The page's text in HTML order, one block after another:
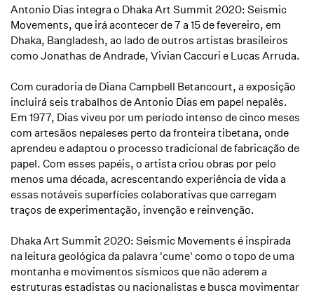
Antonio Dias integra o Dhaka Art Summit 2020: Seismic
Movements, que irá acontecer de 7 a 15 de fevereiro, em
Dhaka, Bangladesh, ao lado de outros artistas brasileiros
como Jonathas de Andrade, Vivian Caccuri e Lucas Arruda.
Com curadoria de Diana Campbell Betancourt, a exposição
incluirá seis trabalhos de Antonio Dias em papel nepalês.
Em 1977, Dias viveu por um período intenso de cinco meses
com artesãos nepaleses perto da fronteira tibetana, onde
aprendeu e adaptou o processo tradicional de fabricação de
papel. Com esses papéis, o artista criou obras por pelo
menos uma década, acrescentando experiência de vida a
essas notáveis superfícies colaborativas que carregam
traços de experimentação, invenção e reinvenção.
Dhaka Art Summit 2020: Seismic Movements é inspirada
na leitura geológica da palavra 'cume' como o topo de uma
montanha e movimentos sísmicos que não aderem a
estruturas estadistas ou nacionalistas e busca movimentar